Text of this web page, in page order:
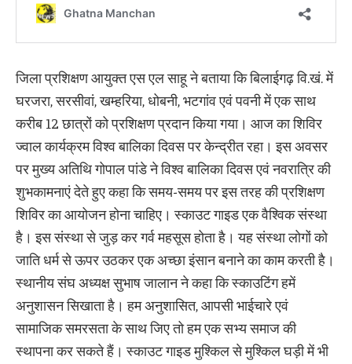
जिला प्रशिक्षण आयुक्त एस एल साहू ने बताया कि बिलाईगढ़ वि.खं. में
घरजरा, सरसीवां, खम्हरिया, धोबनी, भटगांव एवं पवनी में एक साथ
करीब 12 छात्रों को प्रशिक्षण प्रदान किया गया। आज का शिविर
ज्वाल कार्यक्रम विश्व बालिका दिवस पर केन्द्रीत रहा। इस अवसर
पर मुख्य अतिथि गोपाल पांडे ने विश्व बालिका दिवस एवं नवरात्रि की
शुभकामनाएं देते हुए कहा कि समय-समय पर इस तरह की प्रशिक्षण
शिविर का आयोजन होना चाहिए। स्काउट गाइड एक वैश्विक संस्था
है। इस संस्था से जुड़ कर गर्व महसूस होता है। यह संस्था लोगों को
जाति धर्म से ऊपर उठकर एक अच्छा इंसान बनाने का काम करती है।
स्थानीय संघ अध्यक्ष सुभाष जालान ने कहा कि स्काउटिंग हमें
अनुशासन सिखाता है। हम अनुशासित, आपसी भाईचारे एवं
सामाजिक समरसता के साथ जिए तो हम एक सभ्य समाज की
स्थापना कर सकते हैं। स्काउट गाइड मुश्किल से मुश्किल घड़ी में भी